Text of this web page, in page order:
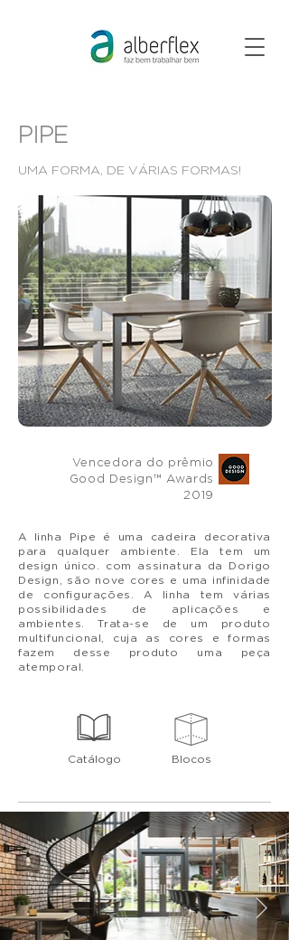
PIPE
UMA FORMA, DE VÁRIAS FORMAS!
Vencedora do prêmio
Good Design™ Awards
2019
A linha Pipe é uma cadeira decorativa
para qualquer ambiente. Ela tem um
design único. com assinatura da Dorigo
Design, são nove cores e uma infinidade
de configurações. A linha tem várias
possibilidades de aplicações e
ambientes. Trata-se de um produto
multifuncional, cuja as cores e formas
fazem desse produto uma peça
atemporal.
Catálogo Blocos